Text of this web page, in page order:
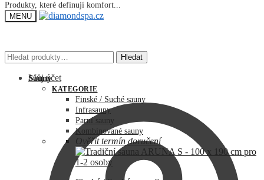
Produkty, které definují komfort...
MENU
Hledat: Hledat
Můj účet
Hledat: Hledat
Sauny
KATEGORIE
Finské / Suché sauny
Infrasauny
Parní sauny
Kombinované sauny
Ověřit termín doručení